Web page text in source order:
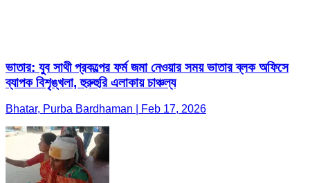
ভাতার: যুব সাথী প্রকল্পের ফর্ম জমা নেওয়ার সময় ভাতার ব্লক অফিসে
ব্যাপক বিশৃঙ্খলা, হুরুহুরি এলাকায় চাঞ্চল্য
Bhatar, Purba Bardhaman | Feb 17, 2026